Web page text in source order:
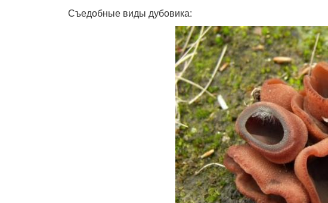
Съедобные виды дубовика: